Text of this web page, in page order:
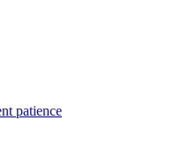
patience